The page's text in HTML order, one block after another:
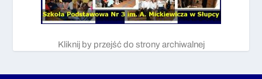
Kliknij by przejść do strony archiwalnej